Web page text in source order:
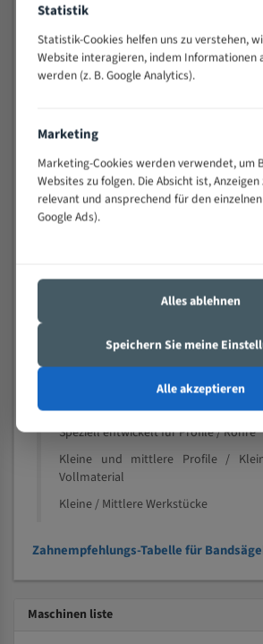
Vielseitiges Bandsägeblatt für
Anwendungen
Widerstandsfähig gegen
schwierigen Werkstücken
Äußerst verschleißfest
Technische Beschreibung:
Positiver Spanwinkel
Legierte HSS-beschichtete
Spezielle Zahngeometrie und
Materialien:
Nichteisenmetalle
Speziell entwickelt für Profile / Rohre
Kleine und mittlere Profile /
Vollmaterial
Kleine / Mittlere Werkstücke
Zahnempfehlungs-Tabelle für
Maschinen liste
Statistik
Statistik-Cookies helfen uns zu verstehen,
Website interagieren, indem Informationen
werden (z. B. Google Analytics).
Marketing
Marketing-Cookies werden verwendet, um
Websites zu folgen. Die Absicht ist,
relevant und ansprechend für den
Google Ads).
Alles ablehnen
Speichern Sie meine
Alle akzeptieren